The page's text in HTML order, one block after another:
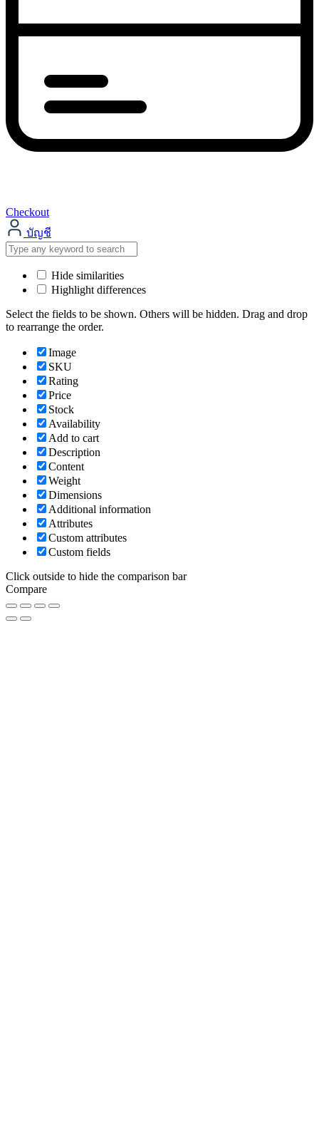
Checkout
บัญชี
Hide similarities
Highlight differences
Select the fields to be shown. Others will be hidden. Drag and drop
to rearrange the order.
Image
SKU
Rating
Price
Stock
Availability
Add to cart
Description
Content
Weight
Dimensions
Additional information
Attributes
Custom attributes
Custom fields
Click outside to hide the comparison bar
Compare